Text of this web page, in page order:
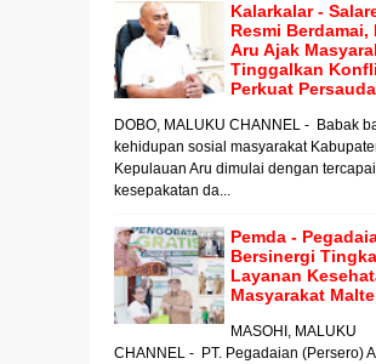
Kalarkalar -
Resmi Berdamai,
Aru Ajak
Tinggalkan
Perkuat
DOBO, MALUKU CHANNEL - Babak
kehidupan sosial masyarakat
Kepulauan Aru dimulai dengan
kesepakatan da...
Pemda -
Bersinergi
Layanan
Masyarakat
MASOHI, MALUKU
CHANNEL - PT. Pegadaian (Persero)